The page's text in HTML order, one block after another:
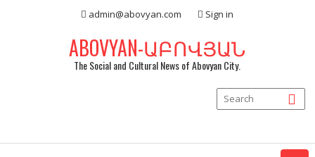
admin@abovyan.com Sign in
ABOVYAN-ԱԲՈՎՅԱՆ
The Social and Cultural News of Abovyan City.